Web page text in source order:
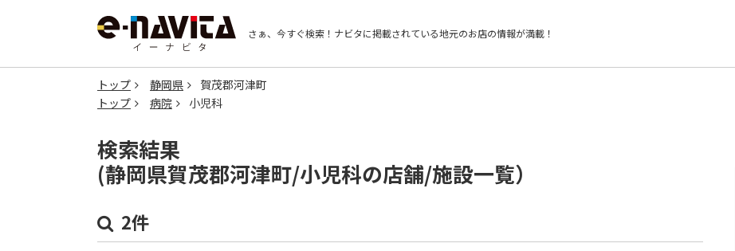
さぁ、今すぐ検索！ ナビタに掲載されている地元のお店の情報が満載！
トップ 静岡県
賀茂郡河津町
トップ
病院 小児科
検索結果
(静岡県賀茂郡河津町/小児科の店舗/施設一覧）
2件